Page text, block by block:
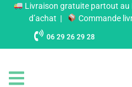
Livraison gratuite partout au
d’achat |
Commande
06 29 26 29 28